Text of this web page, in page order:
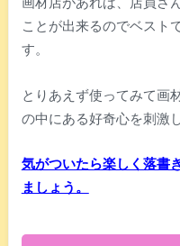
ことが出来るのでベスト
す。
とりあえず使ってみて画
の中にある好奇心を刺激
気がついたら楽しく落書
ましょう。